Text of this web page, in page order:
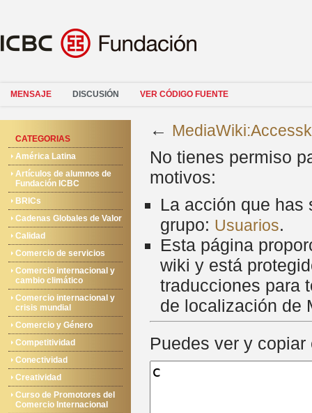
MENSAJE DISCUSIÓN VER CÓDIGO FUENTE
CATEGORIAS
América Latina
Artículos de alumnos de
Fundación ICBC
BRICs
Cadenas Globales de Valor
Calidad
Comercio de servicios
Comercio internacional y
cambio climático
Comercio internacional y
crisis mundial
Comercio y Género
Competitividad
Conectividad
Creatividad
Curso de Promotores del
Comercio Internacional
←
No tienes permiso
motivos:
La acción que has
grupo: Usuarios.
Esta página
wiki y está
traducciones para
de localización de
Puedes ver y